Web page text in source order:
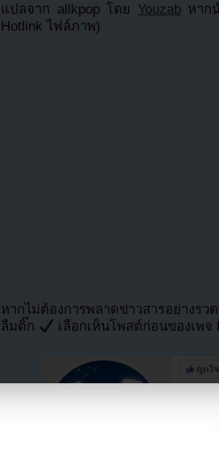
แปลจาก allkpop โดย Youzabหากน
Hotlink ไฟล์ภาพ)
หากไม่ต้องการพลาดข่าวสารอย่างร
ลืมติ๊ก
เลือกเห็นโพสต์ก่อนของเพจ